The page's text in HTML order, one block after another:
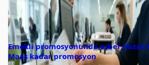
Emekli promosyonunda ezber
Maaş kadar promosyon